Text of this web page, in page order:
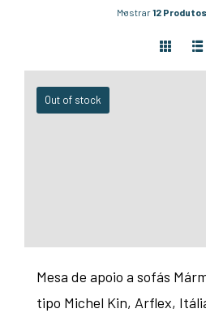
Mostrar12 Produtos
Out of stock
Mesa de apoio a sofás
tipo Michel Kin, Arflex,